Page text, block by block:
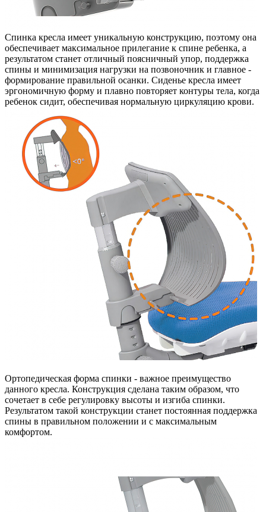
Спинка кресла имеет уникальную конструкцию, поэтому она
обеспечивает максимальное прилегание к спине ребенка, а
результатом станет отличный поясничный упор, поддержка
спины и минимизация нагрузки на позвоночник и главное -
формирование правильной осанки. Сиденье кресла имеет
эргономичную форму и плавно повторяет контуры тела, когда
ребенок сидит, обеспечивая нормальную циркуляцию крови.
Ортопедическая форма спинки - важное преимущество
данного кресла. Конструкция сделана таким образом, что
сочетает в себе регулировку высоты и изгиба спинки.
Результатом такой конструкции станет постоянная поддержка
спины в правильном положении и с максимальным
комфортом.